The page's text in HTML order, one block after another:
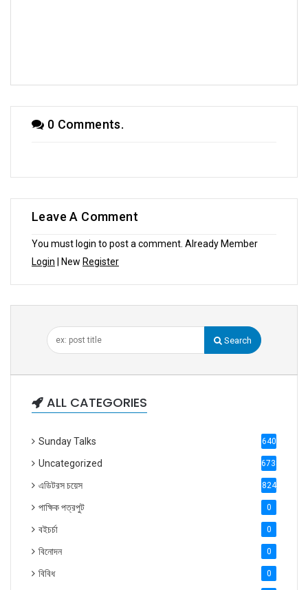
0 Comments.
Leave A Comment
You must login to post a comment. Already Member
Login | New Register
Search
ALL CATEGORIES
Sunday Talks 640
Uncategorized 6738
এডিটরস চয়েস 824
পাক্ষিক পত্রপুট 0
বইচর্চা 0
বিনোদন 0
বিবিধ 0